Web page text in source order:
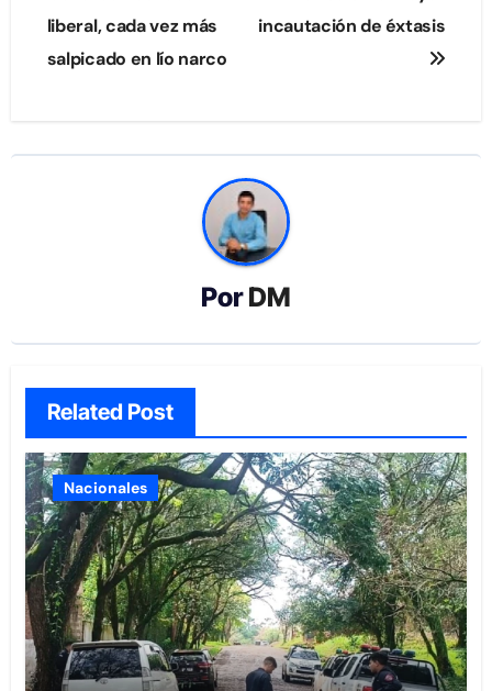
entradas
liberal, cada vez más
salpicado en lío narco
incautación de éxtasis
PorDM
Related Post
Nacionales